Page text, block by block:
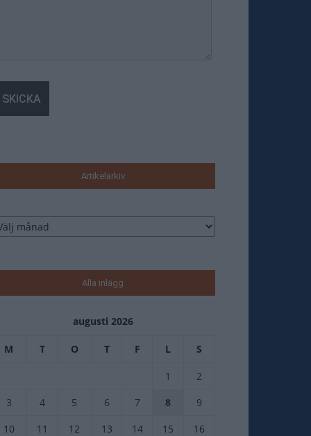
Artikelarkiv
Alla inlägg
augusti 2026
M T O T F L S
1
2
3
4 5 6 7 8
9
10
11 12 13 14 15
16